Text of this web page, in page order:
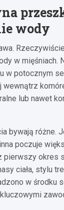
wody
w mięśniach.
w potocznym
lub nawet
bywają różne.
poczuje
pierwszy okres
ciała, stylu
w środku